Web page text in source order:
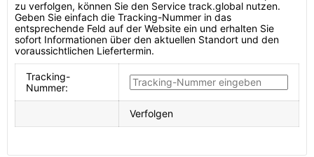
zu verfolgen, können Sie den Service track.global nutzen.
Geben Sie einfach die Tracking-Nummer in das
entsprechende Feld auf der Website ein und erhalten Sie
sofort Informationen über den aktuellen Standort und den
voraussichtlichen Liefertermin.
Tracking-
Nummer:
Verfolgen